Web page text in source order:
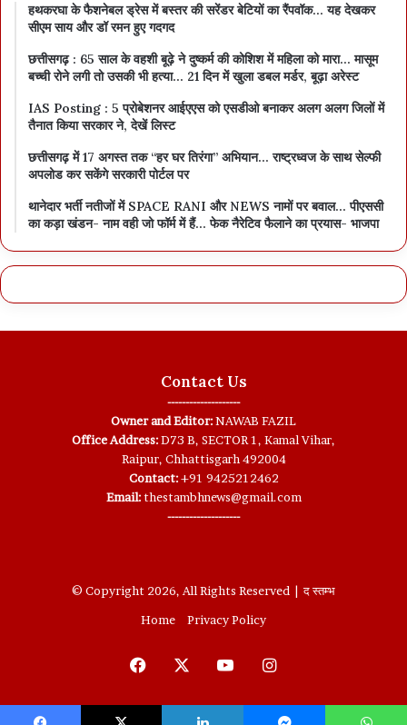
हथकरघा के फैशनेबल ड्रेस में बस्तर की सरेंडर बेटियों का रैंपवॉक… यह देखकर
सीएम साय और डॉ रमन हुए गदगद
छत्तीसगढ़ : 65 साल के वहशी बूढ़े ने दुष्कर्म की कोशिश में महिला को मारा… मासूम
बच्ची रोने लगी तो उसकी भी हत्या… 21 दिन में खुला डबल मर्डर, बूढ़ा अरेस्ट
IAS Posting : 5 प्रोबेशनर आईएएस को एसडीओ बनाकर अलग अलग जिलों में
तैनात किया सरकार ने, देखें लिस्ट
छत्तीसगढ़ में 17 अगस्त तक “हर घर तिरंगा” अभियान… राष्ट्रध्वज के साथ सेल्फी
अपलोड कर सकेंगे सरकारी पोर्टल पर
थानेदार भर्ती नतीजों में SPACE RANI और NEWS नामों पर बवाल… पीएससी
का कड़ा खंडन- नाम वही जो फॉर्म में हैं… फेक नैरेटिव फैलाने का प्रयास- भाजपा
Contact Us
--------------------
Owner and Editor:NAWAB FAZIL
Office Address:D73 B, SECTOR 1, Kamal Vihar,
Raipur, Chhattisgarh 492004
Contact:+91 9425212462
Email:thestambhnews@gmail.com
--------------------
© Copyright 2026, All Rights Reserved | द स्तम्भ
Home
Privacy Policy
Facebook YouTubeInstagram